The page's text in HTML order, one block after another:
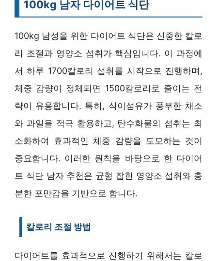
100kg 남자 다이어트 식단
100kg 남성을 위한 다이어트 식단은 신중한 칼로
리 조절과 영양소 섭취가 핵심입니다. 이 과정에
서 하루 1700칼로리 섭취를 시작으로 진행하며,
체중 감량이 정체되면 1500칼로리로 줄이는 전
략이 유용합니다. 특히, 식이섬유가 풍부한 채소
와 과일을 적극 활용하고, 탄수화물의 섭취는 최
소화하여 효과적인 체중 감량을 도모하는 것이
중요합니다. 이러한 원칙을 바탕으로 한 다이어
트 식단 남자 추천은 균형 잡힌 영양소 섭취와 충
분한 포만감을 기반으로 합니다.
칼로리 조절 방법
다이어트를 효과적으로 진행하기 위해서는 칼로